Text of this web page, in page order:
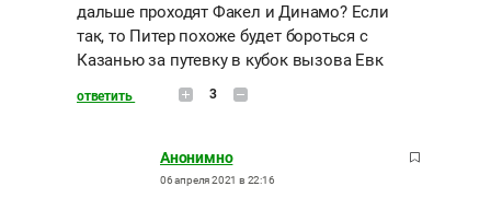
дальше проходят Факел и Динамо? Если
так, то Питер похоже будет бороться с
Казанью за путевку в кубок вызова Евк
ответить 3
Анонимно
06 апреля 2021 в 22:16